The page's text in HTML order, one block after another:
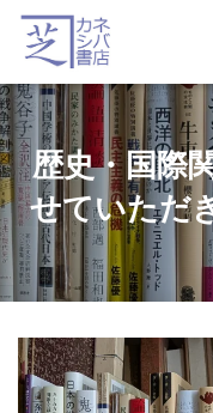
歴史・国際
せていただ